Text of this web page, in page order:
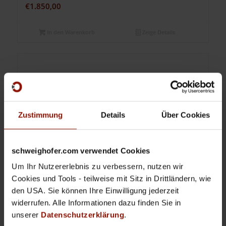
Zustimmung Details Über Cookies
schweighofer.com verwendet Cookies
Um Ihr Nutzererlebnis zu verbessern, nutzen wir
Cookies und Tools - teilweise mit Sitz in Drittländern, wie
den USA. Sie können Ihre Einwilligung jederzeit
widerrufen. Alle Informationen dazu finden Sie in
unserer Datenschutzerklärung.
€1.850,00